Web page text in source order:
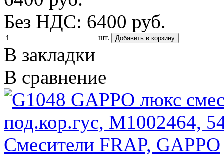
Без НДС: 6400 руб.
шт.
В закладки
В сравнение